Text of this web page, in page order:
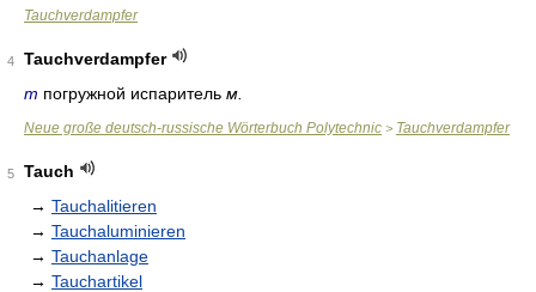
Tauchverdampfer
4
Tauchverdampfer
m погружной испаритель м.
Neue große deutsch-russische Wörterbuch Polytechnic > Tauchverdampfer
5
Tauch
→ Tauchalitieren
→ Tauchaluminieren
→ Tauchanlage
→ Tauchartikel